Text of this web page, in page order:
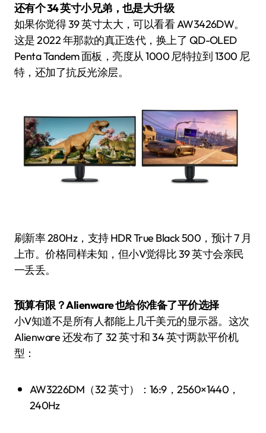
还有个 34 英寸小兄弟，也是大升级
如果你觉得 39 英寸太大，可以看看 AW3426DW。
这是 2022 年那款的真正迭代，换上了 QD-OLED
Penta Tandem 面板，亮度从 1000 尼特拉到 1300 尼
特，还加了抗反光涂层。
刷新率 280Hz，支持 HDR True Black 500，预计 7 月
上市。价格同样未知，但小V觉得比 39 英寸会亲民
一丢丢。
预算有限？Alienware 也给你准备了平价选择
小V知道不是所有人都能上几千美元的显示器。这次
Alienware 还发布了 32 英寸和 34 英寸两款平价机
型：
AW3226DM（32 英寸）：16:9，2560×1440，
240Hz